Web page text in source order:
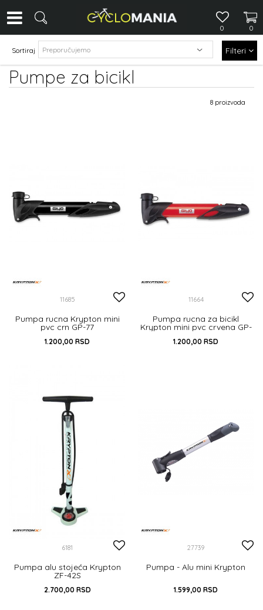
0
0
Pumpe za bicikl
Sortiraj Filteri
8 proizvoda
11685
Pumpa rucna Krypton mini
pvc crn GP-77
1.200,00 RSD
11664
Pumpa rucna za bicikl
Krypton mini pvc crvena GP-
1.200,00 RSD
6181
Pumpa alu stojeća Krypton
ZF-42S
2.700,00 RSD
27739
Pumpa - Alu mini Krypton
1.599,00 RSD